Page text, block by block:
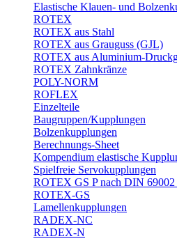
Elastische Klauen- und
ROTEX
ROTEX aus Stahl
ROTEX aus Grauguss (GJL)
ROTEX aus Aluminium-
ROTEX Zahnkränze
POLY-NORM
ROFLEX
Einzelteile
Baugruppen/Kupplungen
Bolzenkupplungen
Berechnungs-Sheet
Kompendium elastische
Spielfreie Servokupplungen
ROTEX GS P nach DIN 69002
ROTEX-GS
Lamellenkupplungen
RADEX-NC
RADEX-N